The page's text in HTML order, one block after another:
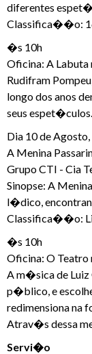
diferentes
Classifica��o:
�s 10h
Oficina: A Labuta
Rudifram
longo dos anos
seus espet�culos.
Dia 10 de
A Menina
Grupo CTI - Cia
Sinopse: A
l�dico,
Classifica��o:
�s 10h
Oficina: O
A m�sica de
p�blico, e
redimensiona na
Atrav�s dessa
Servi�o